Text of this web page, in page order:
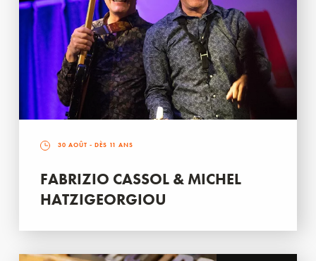
30 AOÛT - DÈS 11 ANS
FABRIZIO CASSOL & MICHEL
HATZIGEORGIOU